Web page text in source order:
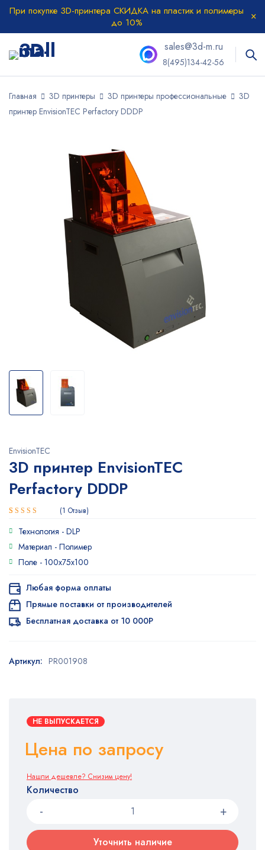
При покупке 3D-принтера СКИДКА на пластик и полимеры
до 10%
sales@3d-m.ru
8(495)134-42-56
Главная 3D принтеры 3D принтеры профессиональные
3D
принтер EnvisionTEC Perfactory DDDP
EnvisionTEC
3D принтер EnvisionTEC
Perfactory DDDP
5.00из 5
на основе
опроса
пользователя
1 Отзыв
Технология - DLP
Материал - Полимер
Поле - 100x75x100
НЕ ВЫПУСКАЕТСЯ
Цена по запросу
Нашли дешевле? Снизим цену!
Количество
Уточнить наличие
Любая форма оплаты
Прямые поставки от производителей
Бесплатная доставка от 10 000Р
Артикул: PR001908